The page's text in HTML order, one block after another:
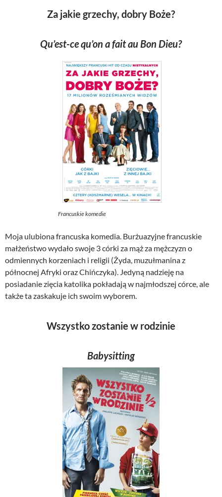
Za jakie grzechy, dobry Boże?
Qu’est-ce qu’on a fait au Bon Dieu?
Francuskie komedie
Moja ulubiona francuska komedia. Burżuazyjne francuskie
małżeństwo wydało swoje 3 córki za mąż za mężczyzn o
odmiennych korzeniach i religii (Żyda, muzułmanina z
północnej Afryki oraz Chińczyka). Jedyną nadzieję na
posiadanie zięcia katolika pokładają w najmłodszej córce, ale
także ta zaskakuje ich swoim wyborem.
Wszystko zostanie w rodzinie
Babysitting